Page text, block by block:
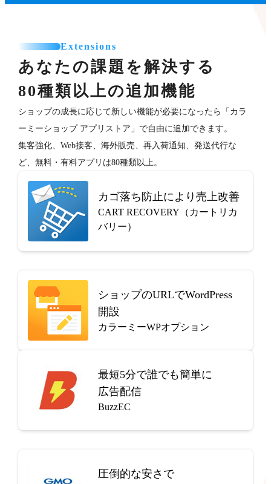
Extensions
あなたの課題を解決する
80種類以上の追加機能
ショップの成長に応じて新しい機能が必要になったら「カラ
ーミーショップ アプリストア」で自由に追加できます。
集客強化、Web接客、海外販売、再入荷通知、発送代行な
ど、無料・有料アプリは80種類以上。
カゴ落ち防止により売上改善
CART RECOVERY（カートリカ
バリー）
ショップのURLでWordPress
開設
カラーミーWPオプション
最短5分で誰でも簡単に
広告配信
BuzzEC
圧倒的な安さで